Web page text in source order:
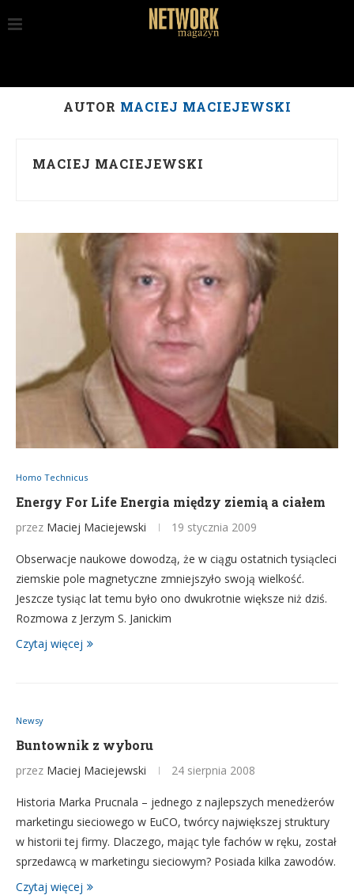
AUTOR MACIEJ MACIEJEWSKI
MACIEJ MACIEJEWSKI
Homo Technicus
Energy For Life Energia między ziemią a ciałem
przez Maciej Maciejewski 19 stycznia 2009
Obserwacje naukowe dowodzą, że w ciągu ostatnich tysiącleci
ziemskie pole magnetyczne zmniejszyło swoją wielkość.
Jeszcze tysiąc lat temu było ono dwukrotnie większe niż dziś.
Rozmowa z Jerzym S. Janickim
Czytaj więcej
Newsy
Buntownik z wyboru
przez Maciej Maciejewski 24 sierpnia 2008
Historia Marka Prucnala – jednego z najlepszych menedżerów
marketingu sieciowego w EuCO, twórcy największej struktury
w historii tej firmy. Dlaczego, mając tyle fachów w ręku, został
sprzedawcą w marketingu sieciowym? Posiada kilka zawodów.
Czytaj więcej